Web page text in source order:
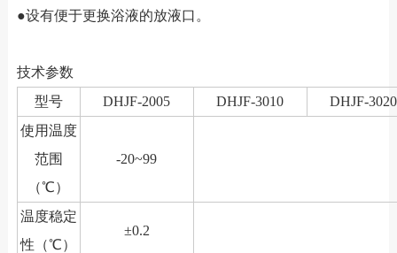
●设有便于更换浴液的放液口。
技术参数
型号
DHJF-2005 DHJF-3010
DHJF-3020
使用温度
范围
（℃）
-20~99
温度稳定
性（℃）
±0.2